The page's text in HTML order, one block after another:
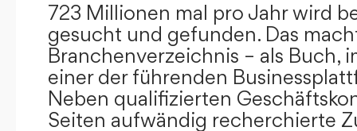
723 Millionen mal pro Jahr wird
gesucht und gefunden. Das
Branchenverzeichnis – als Buch,
einer der führenden
Neben qualifizierten
Seiten aufwändig recherchierte